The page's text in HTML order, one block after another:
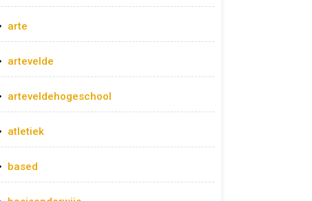
arte
artevelde
arteveldehogeschool
atletiek
based